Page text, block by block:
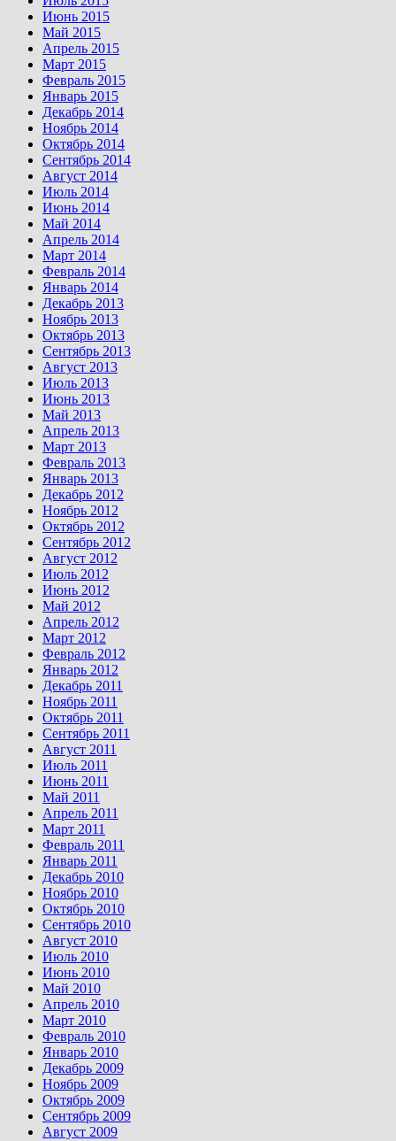
Июнь 2015
Май 2015
Апрель 2015
Март 2015
Февраль 2015
Январь 2015
Декабрь 2014
Ноябрь 2014
Октябрь 2014
Сентябрь 2014
Август 2014
Июль 2014
Июнь 2014
Май 2014
Апрель 2014
Март 2014
Февраль 2014
Январь 2014
Декабрь 2013
Ноябрь 2013
Октябрь 2013
Сентябрь 2013
Август 2013
Июль 2013
Июнь 2013
Май 2013
Апрель 2013
Март 2013
Февраль 2013
Январь 2013
Декабрь 2012
Ноябрь 2012
Октябрь 2012
Сентябрь 2012
Август 2012
Июль 2012
Июнь 2012
Май 2012
Апрель 2012
Март 2012
Февраль 2012
Январь 2012
Декабрь 2011
Ноябрь 2011
Октябрь 2011
Сентябрь 2011
Август 2011
Июль 2011
Июнь 2011
Май 2011
Апрель 2011
Март 2011
Февраль 2011
Январь 2011
Декабрь 2010
Ноябрь 2010
Октябрь 2010
Сентябрь 2010
Август 2010
Июль 2010
Июнь 2010
Май 2010
Апрель 2010
Март 2010
Февраль 2010
Январь 2010
Декабрь 2009
Ноябрь 2009
Октябрь 2009
Сентябрь 2009
Август 2009